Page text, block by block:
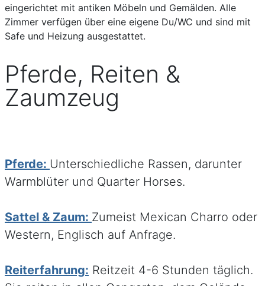
eingerichtet mit antiken Möbeln und Gemälden. Alle
Zimmer verfügen über eine eigene Du/WC und sind mit
Safe und Heizung ausgestattet.
Pferde, Reiten &
Zaumzeug
Pferde: Unterschiedliche Rassen, darunter
Warmblüter und Quarter Horses.
Sattel & Zaum: Zumeist Mexican Charro oder
Western, Englisch auf Anfrage.
Reiterfahrung: Reitzeit 4-6 Stunden täglich.